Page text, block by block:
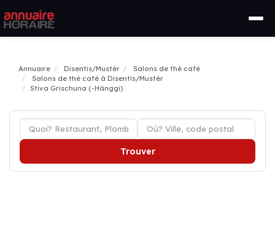
Annuaire Disentis/Mustér
Salons de thé café
Salons de thé café à Disentis/Mustér
Stiva Grischuna (-Hänggi)
Trouver